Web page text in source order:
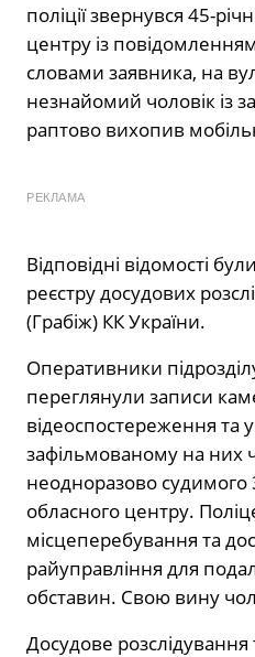
поліції звернувся 45-
центру із
словами заявника, на
незнайомий чоловік із
раптово вихопив
РЕКЛАМА
Відповідні відомості
реєстру досудових
(Грабіж) КК України.
Оперативники
переглянули записи
відеоспостереження та
зафільмованому на них
неодноразово судимого
обласного центру.
місцеперебування та
райуправління для
обставин. Свою вину
Досудове